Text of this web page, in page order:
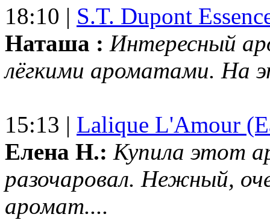
18:10 | S.T. Dupont
Наташа : Интересный
лёгкими ароматами. На
15:13 | Lalique L'Amour
Елена Н.: Купила этот
разочаровал. Нежный,
аромат....